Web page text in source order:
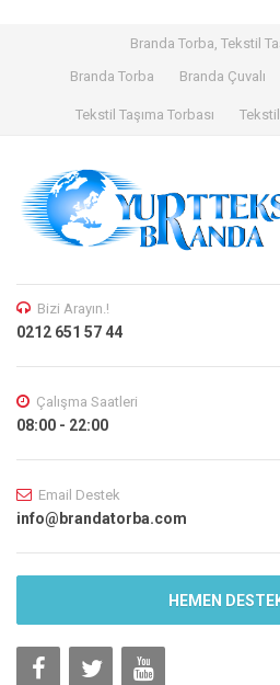
Branda Torba, Tekstil
Branda Torba
Branda Çuvalı
Tekstil Taşıma Torbası
Bizi Arayın.!
0212 651 57 44
Çalışma Saatleri
08:00 - 22:00
Email Destek
info@brandatorba.com
HEMEN